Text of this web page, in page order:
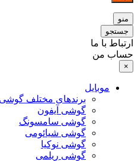
منو
جستجو
ارتباط با ما
حساب من
×
موبایل
برندهای مختلف گوشی
گوشی آیفون
گوشی سامسونگ
گوشی شیائومی
گوشی نوکیا
گوشی ریلمی